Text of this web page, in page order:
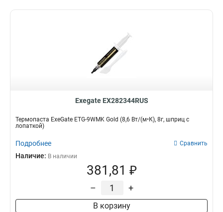
Exegate EX282344RUS
Термопаста ExeGate ETG-9WMK Gold (8,6 Вт/(м•К), 8г, шприц с
лопаткой)
Подробнее Сравнить
Наличие: В наличии
381,81 ₽
– +
В корзину